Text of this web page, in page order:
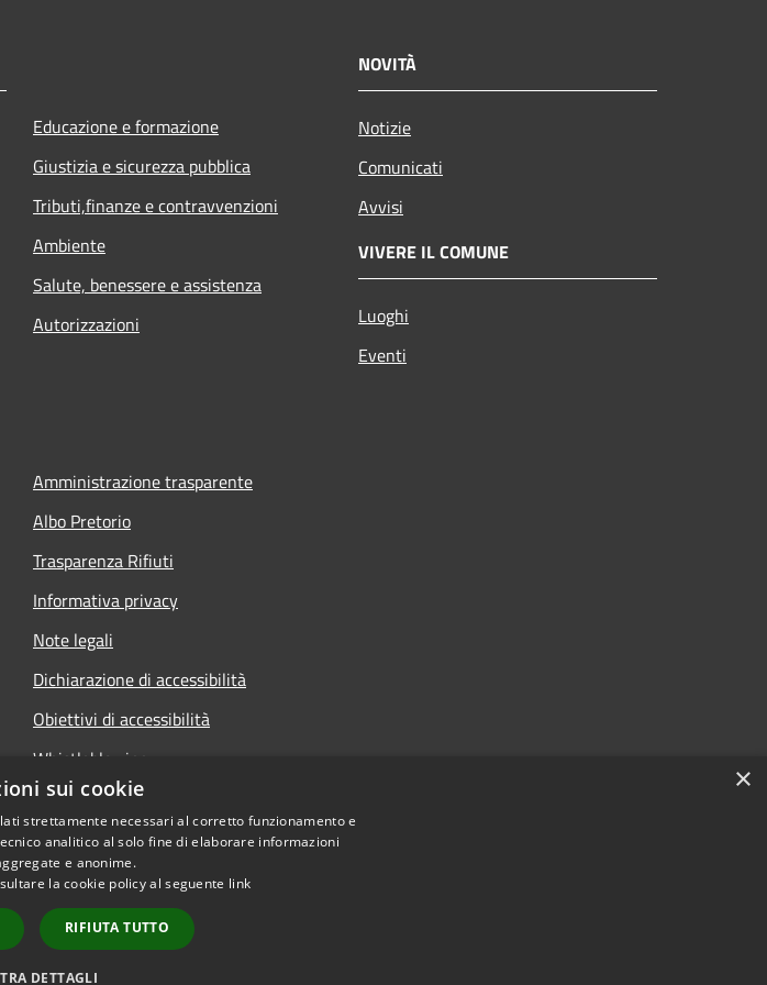
Educazione e formazione
Giustizia e sicurezza pubblica
Tributi,finanze e contravvenzioni
Ambiente
Salute, benessere e assistenza
Autorizzazioni
NOVITÀ
Notizie
Comunicati
Avvisi
VIVERE IL COMUNE
Luoghi
Eventi
Amministrazione trasparente
Albo Pretorio
Trasparenza Rifiuti
Informativa privacy
Note legali
Dichiarazione di accessibilità
Obiettivi di accessibilità
Whistleblowing
Copyright © 2026 • Comune di Numana • Powered by
×
sui cookie
strettamente necessari al corretto funzionamento e
analitico al solo fine di elaborare informazioni
e anonime.
la cookie policy al seguente link
RIFIUTA TUTTO
DETTAGLI